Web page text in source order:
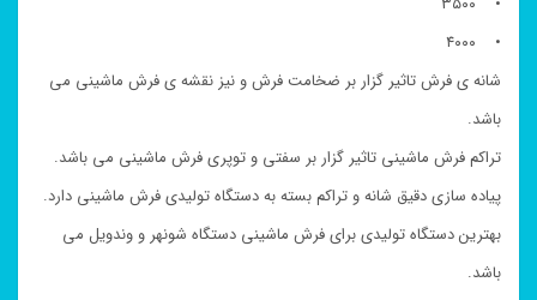
• ۴۰۰۰
شانه ی فرش تاثیر گزار بر ضخامت فرش و نیز نقشه ی فرش ماشینی می
باشد.
تراکم فرش ماشینی تاثیر گزار بر سفتی و توپری فرش ماشینی می باشد.
پیاده سازی دقیق شانه و تراکم بسته به دستگاه تولیدی فرش ماشینی دارد.
بهترین دستگاه تولیدی برای فرش ماشینی دستگاه شونهر و وندویل می
باشد.